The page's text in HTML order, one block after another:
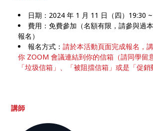
日期：2024 年 1 月 11 日（四）19:30
費用：免費參加（名額有限，請參與過
報名）
報名方式：請於本活動頁面完成報名，
你 ZOOM 會議連結到你的信箱（請同學留
「垃圾信箱」、「被阻擋信箱」或是「促銷
講師